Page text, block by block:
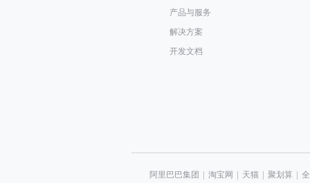
产品与服务
解决方案
开发文档
阿里巴巴集团 | 淘宝网 | 天猫| 聚划算 |